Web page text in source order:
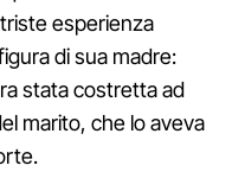
esperienza
di sua madre:
stata costretta ad
marito, che lo aveva